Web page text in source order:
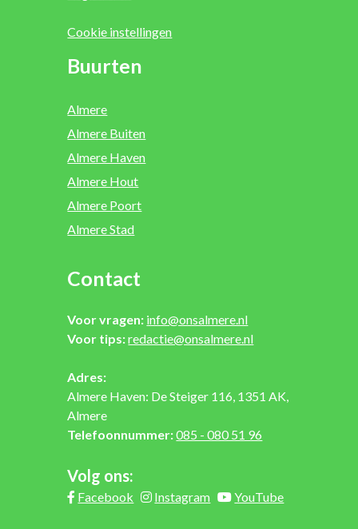
Cookie instellingen
Buurten
Almere
Almere Buiten
Almere Haven
Almere Hout
Almere Poort
Almere Stad
Contact
Voor vragen: info@onsalmere.nl
Voor tips:redactie@onsalmere.nl
Adres:
Almere Haven: De Steiger 116, 1351 AK,
Almere
Telefoonnummer:085 - 080 51 96
Volg ons:
Facebook Instagram YouTube